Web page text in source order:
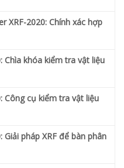
XRF-2020: Chính xác hợp
Chìa khóa kiểm tra vật liệu
Công cụ kiểm tra vật liệu
Giải pháp XRF để bàn phân